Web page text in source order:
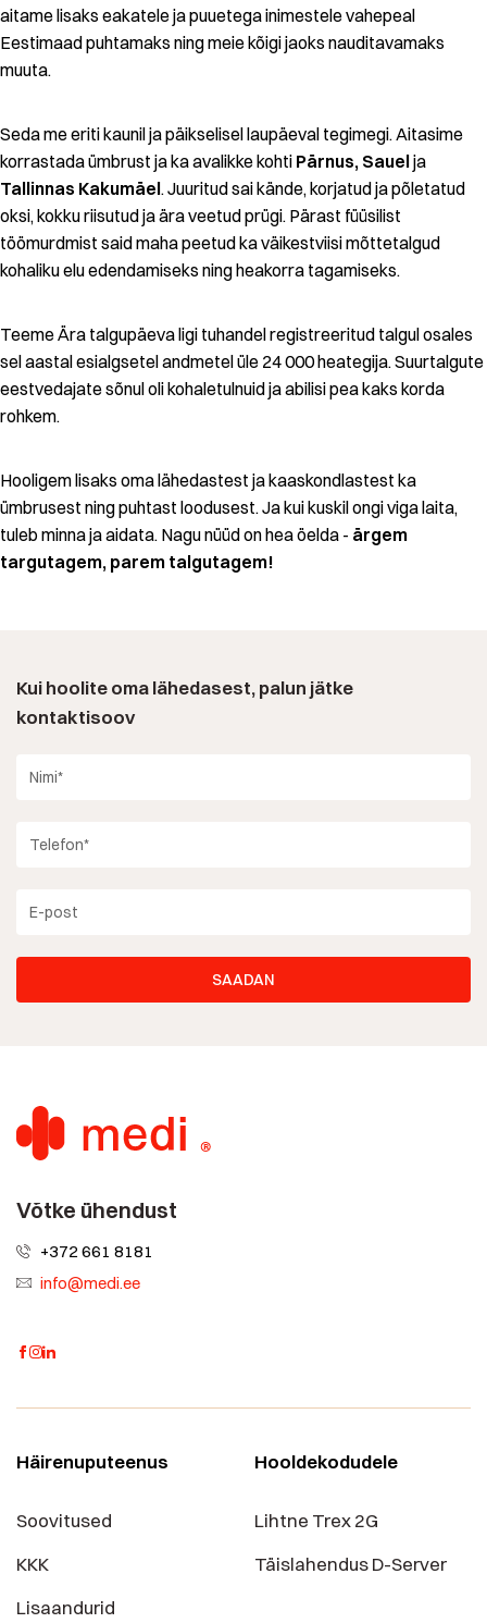
aitame lisaks eakatele ja puuetega inimestele vahepeal
Eestimaad puhtamaks ning meie kõigi jaoks nauditavamaks
muuta.
Seda me eriti kaunil ja päikselisel laupäeval tegimegi. Aitasime
korrastada ümbrust ja ka avalikke kohti Pärnus, Sauelja
Tallinnas Kakumäel. Juuritud sai kände, korjatud ja põletatud
oksi, kokku riisutud ja ära veetud prügi. Pärast füüsilist
töömurdmist said maha peetud ka väikestviisi mõttetalgud
kohaliku elu edendamiseks ning heakorra tagamiseks.
Teeme Ära talgupäeva ligi tuhandel registreeritud talgul osales
sel aastal esialgsetel andmetel üle 24 000 heategija. Suurtalgute
eestvedajate sõnul oli kohaletulnuid ja abilisi pea kaks korda
rohkem.
Hooligem lisaks oma lähedastest ja kaaskondlastest ka
ümbrusest ning puhtast loodusest. Ja kui kuskil ongi viga laita,
tuleb minna ja aidata. Nagu nüüd on hea öelda - ärgem
targutagem, parem talgutagem!
Kui hoolite oma lähedasest, palun jätke
kontaktisoov
Võtke ühendust
+372 661 8181
info@medi.ee
Häirenuputeenus
Soovitused
KKK
Lisaandurid
Hooldekodudele
Lihtne Trex 2G
Täislahendus D-Server